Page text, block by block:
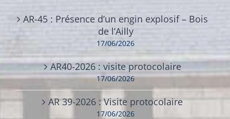
AR-45 : Présence d’un engin explosif – Bois
de l’Ailly
17/06/2026
AR40-2026 : visite protocolaire
17/06/2026
AR 39-2026 : Visite protocolaire
17/06/2026